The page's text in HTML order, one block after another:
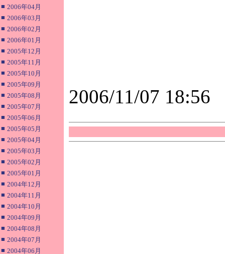
■ 2006年04月
■ 2006年03月
■ 2006年02月
■ 2006年01月
■ 2005年12月
■ 2005年11月
■ 2005年10月
■ 2005年09月
■ 2005年08月
■ 2005年07月
■ 2005年06月
■ 2005年05月
■ 2005年04月
■ 2005年03月
■ 2005年02月
■ 2005年01月
■ 2004年12月
■ 2004年11月
■ 2004年10月
■ 2004年09月
■ 2004年08月
■ 2004年07月
■ 2004年06月
2006/11/07 18:56